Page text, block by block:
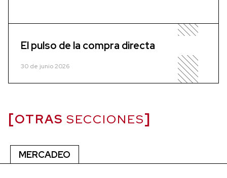
El pulso de la compra directa
30 de junio 2026
OTRAS SECCIONES
MERCADEO